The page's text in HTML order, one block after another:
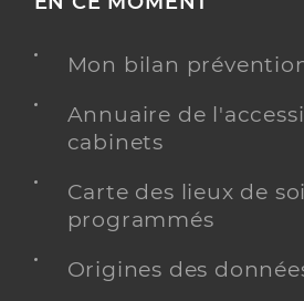
Mon bilan
Annuaire de
cabinets
Carte des lieux de
programmés
Origines des